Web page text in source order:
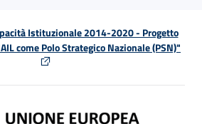
Istituzionale 2014-2020 - Progetto
come Polo Strategico Nazionale (PSN)"